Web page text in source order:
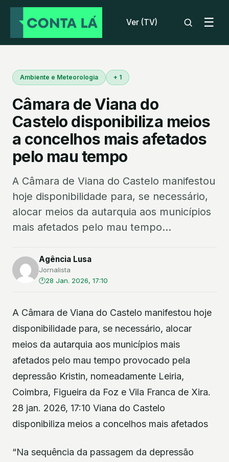
Ver (TV) ☰
Ambiente e Meteorologia + 1
Câmara de Viana do
Castelo disponibiliza meios
a concelhos mais afetados
pelo mau tempo
A Câmara de Viana do Castelo manifestou
hoje disponibilidade para, se necessário,
alocar meios da autarquia aos municípios
mais afetados pelo mau tempo...
Agência Lusa
Jornalista
28 Jan. 2026, 17:10
A Câmara de Viana do Castelo manifestou hoje
disponibilidade para, se necessário, alocar
meios da autarquia aos municípios mais
afetados pelo mau tempo provocado pela
depressão Kristin, nomeadamente Leiria,
Coimbra, Figueira da Foz e Vila Franca de Xira.
28 jan. 2026, 17:10 Viana do Castelo
disponibiliza meios a concelhos mais afetados
“Na sequência da passagem da depressão